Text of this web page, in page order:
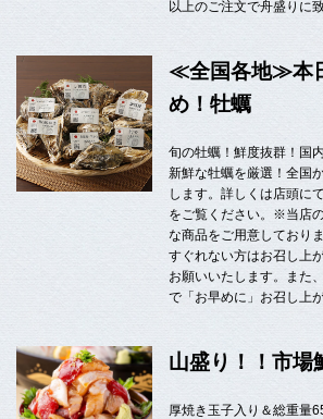
以上のご注文で舟盛りに致
≪全国各地≫本
め！牡蠣
旬の牡蠣！鮮度抜群！国
新鮮な牡蠣を厳選！全国
します。詳しくは店頭に
をご覧ください。※当店
な商品をご用意しており
すぐれない方はお召し上
お願いいたします。また
で「お早めに」お召し上
山盛り！！市場
厚焼き玉子入り＆総重量